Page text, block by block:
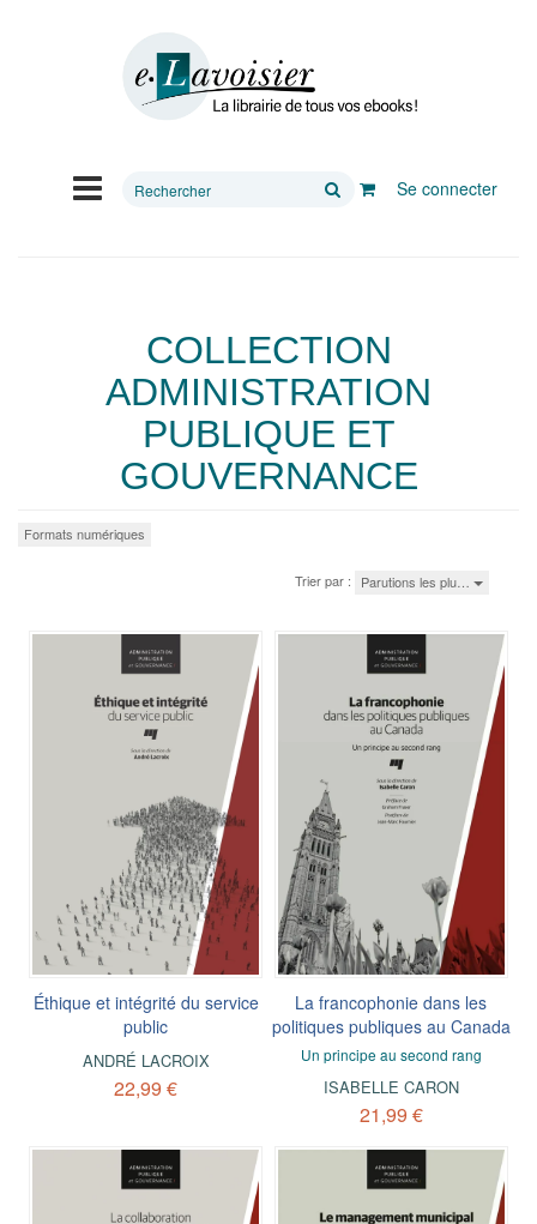
Rechercher
Se connecter
COLLECTION
ADMINISTRATION
PUBLIQUE ET
GOUVERNANCE
Formats numériques
Trier par : Parutions les plu…
Éthique et intégrité du service
public
ANDRÉ LACROIX
22,99 €
La francophonie dans les
politiques publiques au Canada
Un principe au second rang
ISABELLE CARON
21,99 €